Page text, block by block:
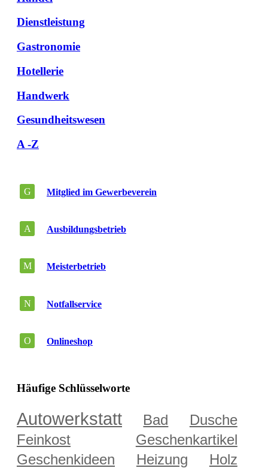
Dienstleistung
Gastronomie
Hotellerie
Handwerk
Gesundheitswesen
A -Z
G Mitglied im Gewerbeverein
A Ausbildungsbetrieb
M Meisterbetrieb
N Notfallservice
O Onlineshop
Häufige Schlüsselworte
Autowerkstatt Bad
Dusche
Feinkost
Geschenkartikel
Geschenkideen
Heizung Holz